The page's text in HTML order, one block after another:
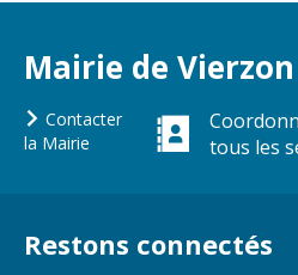
Mairie de Vierzon
Contacter
la Mairie
tous les
Restons connectés